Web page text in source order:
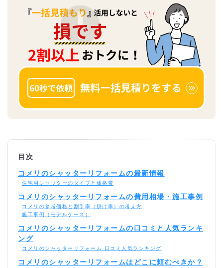
目次
コメリのシャッターリフォームの最新情報
住宅用シャッターのタイプと価格帯
コメリのシャッターリフォームの費用相場・施工事例
コメリの参考価格と割引率（掛け率）の考え方
施工事例（モデルケース）
コメリのシャッターリフォームの口コミと人気ランキ
ング
コメリのシャッターリフォーム 口コミ人気ランキング
コメリのシャッターリフォームはどこに頼むべきか？